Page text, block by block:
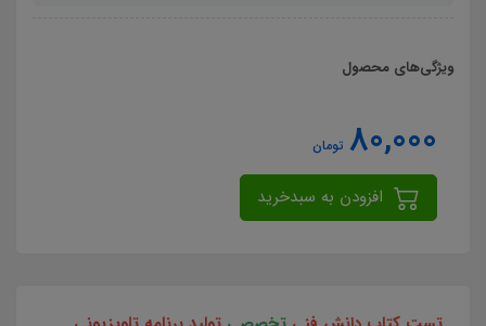
ویژگی‌های محصول
80,000 تومان